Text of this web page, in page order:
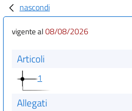
nascondi
vigente al08/08/2026
Articoli
1
Allegati